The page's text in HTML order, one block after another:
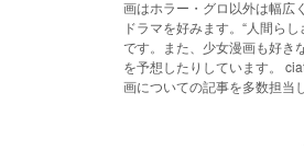
画はホラー・グロ以外は幅広
ドラマを好みます。“人間ら
です。また、少女漫画も好き
を予想したりしています。
画についての記事を多数担当